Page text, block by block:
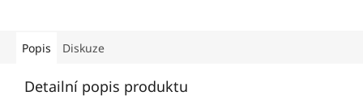
Popis Diskuze
Detailní popis produktu